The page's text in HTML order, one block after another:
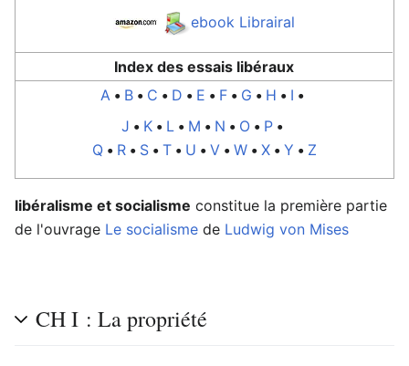
ebook Librairal
Index des essais libéraux
A • B • C • D • E • F • G • H • I •
J • K • L • M • N • O • P •
Q• R• S• T• U • V• W• X• Y • Z
libéralisme et socialisme constitue la première partie
de l'ouvrage Le socialisme de Ludwig von Mises
CH I : La propriété